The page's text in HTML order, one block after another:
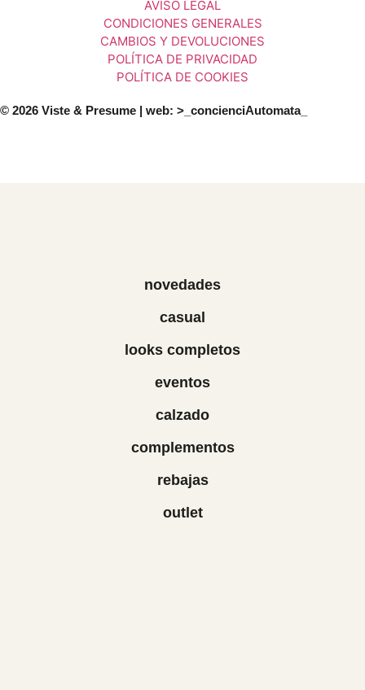
AVISO LEGAL
CONDICIONES GENERALES
CAMBIOS Y DEVOLUCIONES
POLÍTICA DE PRIVACIDAD
POLÍTICA DE COOKIES
© 2026 Viste & Presume | web: >_concienciAutomata_
novedades
casual
looks completos
eventos
calzado
complementos
rebajas
outlet